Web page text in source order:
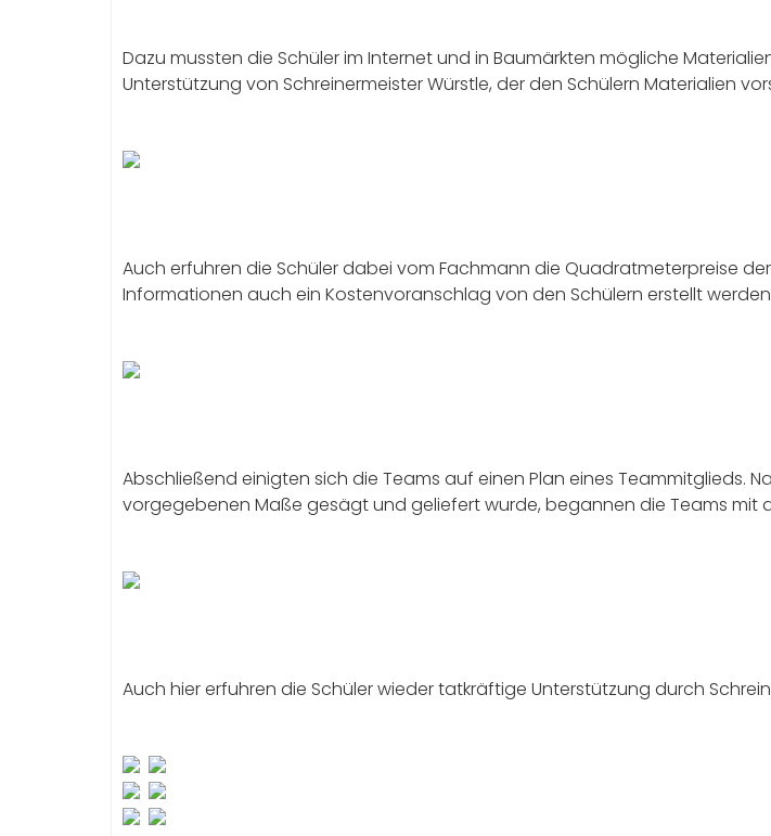
Dazu mussten die Schüler im Internet und in Baumärkten mögliche
Unterstützung von Schreinermeister Würstle, der den Schülern Materialien
Auch erfuhren die Schüler dabei vom Fachmann die Quadratmeterpreise
Informationen auch ein Kostenvoranschlag von den Schülern erstellt
Abschließend einigten sich die Teams auf einen Plan eines Teammitglieds.
vorgegebenen Maße gesägt und geliefert wurde, begannen die Teams mit
Auch hier erfuhren die Schüler wieder tatkräftige Unterstützung durch